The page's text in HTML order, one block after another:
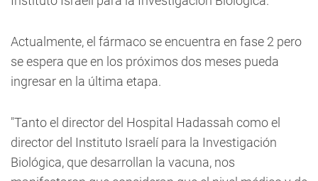
Actualmente, el fármaco se encuentra en fase 2 pero
se espera que en los próximos dos meses pueda
ingresar en la última etapa.
"Tanto el director del Hospital Hadassah como el
director del Instituto Israelí para la Investigación
Biológica, que desarrollan la vacuna, nos